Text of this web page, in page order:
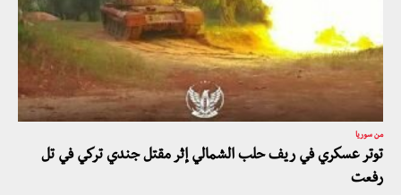
من سوريا
توتر عسكري في ريف حلب الشمالي إثر مقتل جندي تركي في تل
رفعت